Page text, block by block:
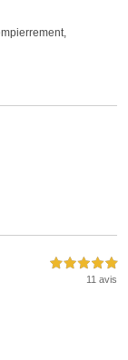
,
5,0 étoiles sur 5
11 avis